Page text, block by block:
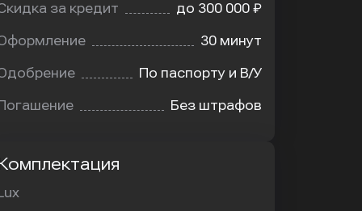
за кредит до 300 000 ₽
30 минут
По паспорту и В/У
Без штрафов